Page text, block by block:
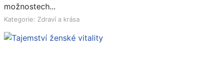
možnostech...
Kategorie: Zdraví a krása